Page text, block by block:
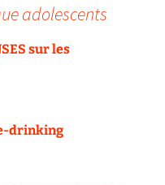
adolescents
sur les
drinking